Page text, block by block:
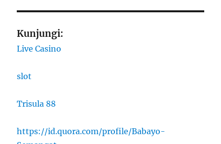
Kunjungi:
Live Casino
slot
Trisula 88
https://id.quora.com/profile/Babayo-